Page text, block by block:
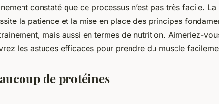
constaté que ce processus n’est pas très facile.
la patience et la mise en place des principes
mais aussi en termes de nutrition. Aimeriez-
les astuces efficaces pour prendre du muscle
de protéines